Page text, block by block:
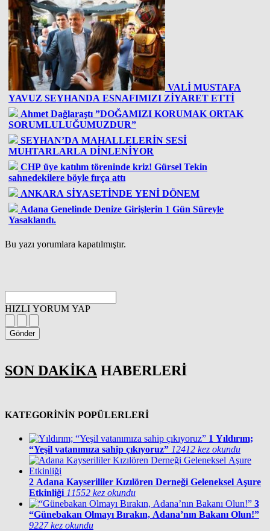
VALİ MUSTAFA
YAVUZ SEYHANDA ESNAFIMIZI ZİYARET ETTİ
Ahmet Dağlaraştı ”DOĞAMIZI KORUMAK ORTAK
SORUMLULUĞUMUZDUR”
SEYHAN’DA MAHALLELERİN SESİ
MUHTARLARLA DİNLENİYOR
CHP üye katılım töreninde kriz! Gürsel Tekin
sahnedekilere böyle fırça attı
ANKARA SİYASETİNDE YENİ DÖNEM
Adana Genelinde Denize Girişlerin 1 Gün Süreyle
Yasaklandı.
Bu yazı yorumlara kapatılmıştır.
HIZLI YORUM YAP
Gönder
SON DAKİKA HABERLERİ
KATEGORİNİN POPÜLERLERİ
1 Yıldırım;
“Yeşil vatanımıza sahip çıkıyoruz” 12412 kez okundu
2 Adana Kayserililer Kızılören Derneği Geleneksel Aşure
Etkinliği 11552 kez okundu
3
“Günebakan Olmayı Bırakın, Adana’nın Bakanı Olun!”
9227 kez okundu